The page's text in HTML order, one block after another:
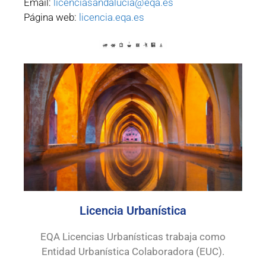
Página web: licencia.eqa.es
Licencia Urbanística
EQA Licencias Urbanísticas trabaja como
Entidad Urbanística Colaboradora (EUC).